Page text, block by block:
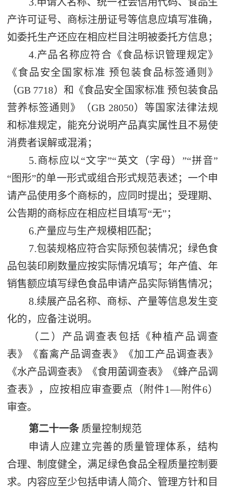
产许可证号、商标注册证号等信息应填写准确，
如委托生产还应在相应栏目注明被委托方信息；
4.产品名称应符合《食品标识管理规定》
《食品安全国家标准 预包装食品标签通则》
（GB 7718）和《食品安全国家标准 预包装食品
营养标签通则》（GB 28050） 等国家法律法规
和标准规定，能充分说明产品真实属性且不易使
消费者误解或混淆；
5.商标应以“文字”“英文（字母） ”“拼音”
“图形”的单一形式或组合形式规范表述；一个申
请产品使用多个商标的，应同时提出；受理期、
公告期的商标应在相应栏目填写“无”；
6.产量应与生产规模相匹配；
7.包装规格应符合实际预包装情况；绿色食
品包装印刷数量应按实际情况填写；年产值、年
销售额应填写绿色食品申请产品实际销售情况；
8.续展产品名称、商标、产量等信息发生变
化的，应备注说明。
（二）产品调查表包括《种植产品调查
表》《畜禽产品调查表》《加工产品调查表》
《水产品调查表》《食用菌调查表》《蜂产品调
查表》，应按相应审查要点（附件1—附件6）
审查。
第二十一条 质量控制规范
申请人应建立完善的质量管理体系，结构
合理、制度健全，满足绿色食品全程质量控制要
求。内容应至少包括申请人简介、管理方针和目